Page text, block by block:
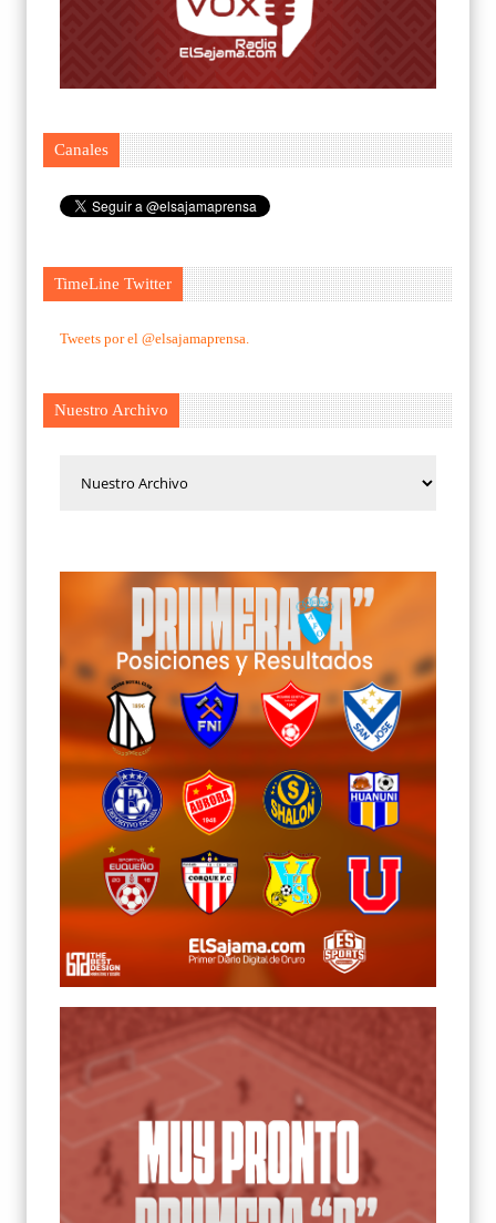
Canales
TimeLine Twitter
Tweets por el @elsajamaprensa.
Nuestro Archivo